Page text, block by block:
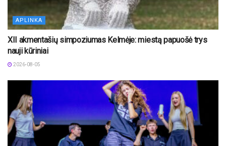
APLINKA
XII akmentašių simpoziumas Kelmėje: miestą papuošė trys
nauji kūriniai
2026-08-05